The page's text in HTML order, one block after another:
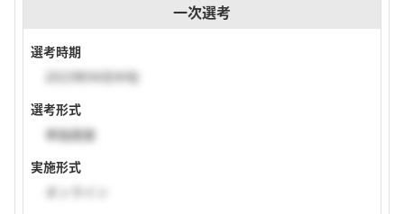
一次選考
選考時期
2023年04月中旬
選考形式
単独面接
実施形式
オンライン